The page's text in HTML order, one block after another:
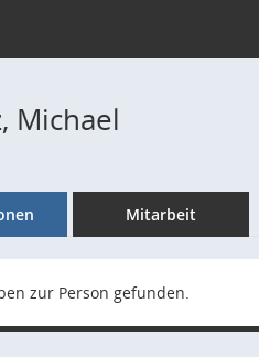
Michael
Mitarbeit
zur Person gefunden.